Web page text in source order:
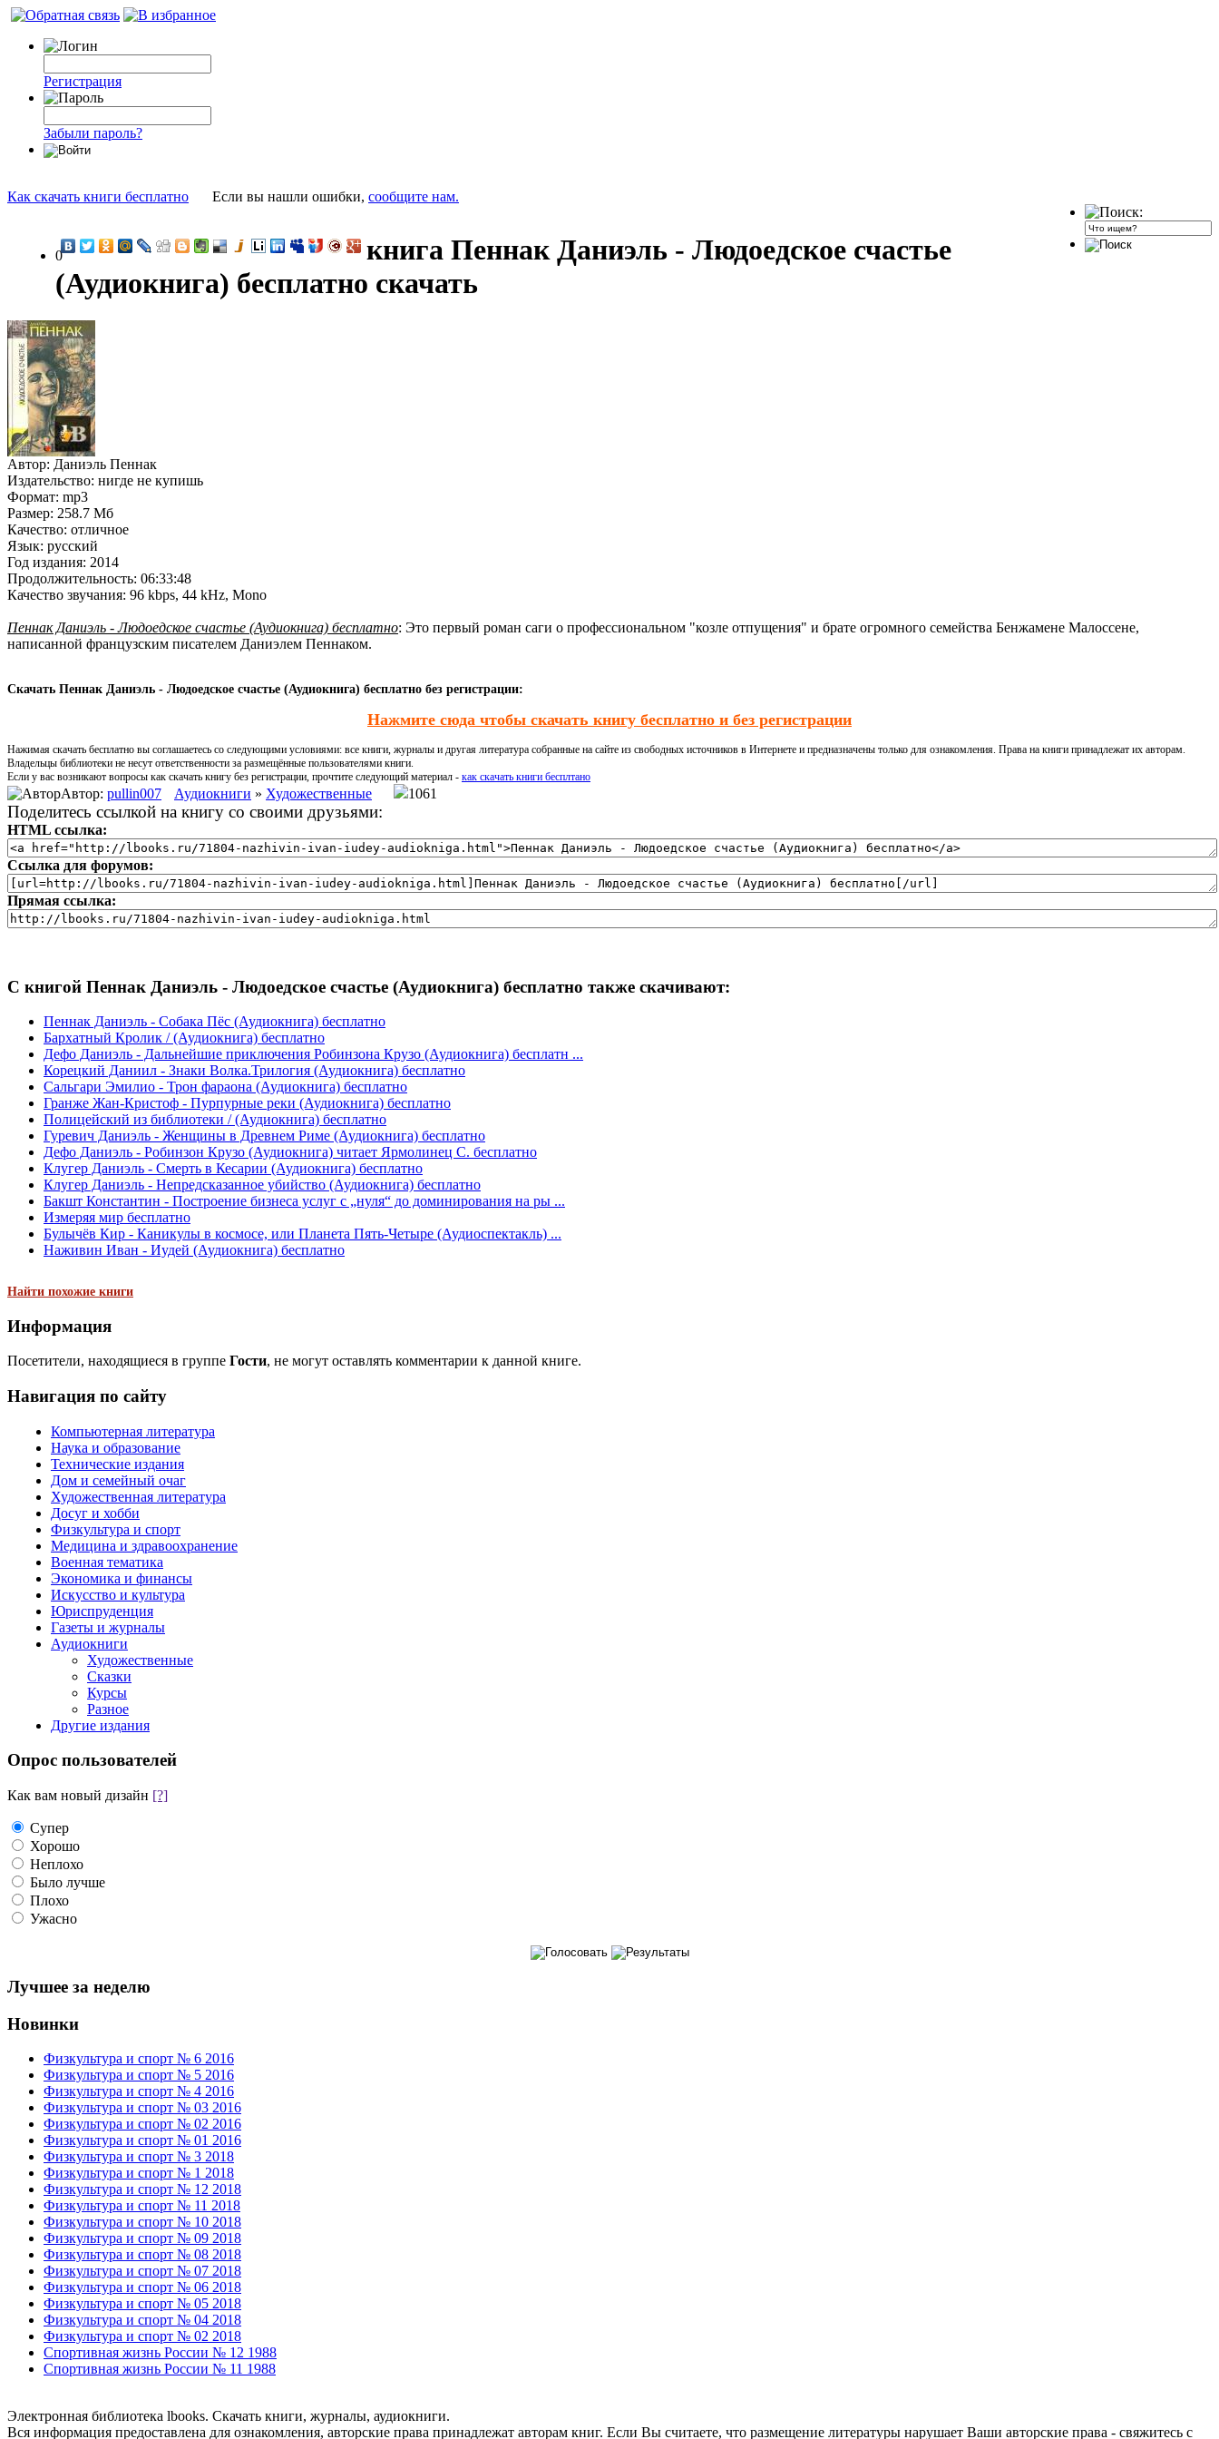
Регистрация
Забыли пароль?
Как скачать книги бесплатно Если вы нашли ошибки, сообщите нам.
0
книга Пеннак Даниэль - Людоедское счастье
(Аудиокнига) бесплатно скачать
Автор: Даниэль Пеннак
Издательство: нигде не купишь
Формат: mp3
Размер: 258.7 Мб
Качество: отличное
Язык: русский
Год издания: 2014
Продолжительность: 06:33:48
Качество звучания: 96 kbps, 44 kHz, Mono
Пеннак Даниэль - Людоедское счастье (Аудиокнига) бесплатно: Это первый роман саги о профессиональном "козле отпущения" и брате огромного семейства Бенжамене Малоссене,
написанной французским писателем Даниэлем Пеннаком.
Скачать Пеннак Даниэль - Людоедское счастье (Аудиокнига) бесплатно без регистрации:
Нажмите сюда чтобы скачать книгу бесплатно и без регистрации
Нажимая скачать бесплатно вы соглашаетесь со следующими условиями: все книги, журналы и другая литература собранные на сайте из свободных источников в Интернете и предназначены только для ознакомления. Права на книги принадлежат их авторам.
Владельцы библиотеки не несут ответственности за размещённые пользователями книги.
Если у вас возникают вопросы как скачать книгу без регистрации, прочтите следующий материал - как скачать книги бесплтано
Автор: pullin007 Аудиокниги » Художественные 1061
Поделитесь ссылкой на книгу со своими друзьями:
HTML ссылка:
Ссылка для форумов:
Прямая ссылка:
С книгой Пеннак Даниэль - Людоедское счастье (Аудиокнига) бесплатно также скачивают:
Пеннак Даниэль - Собака Пёс (Аудиокнига) бесплатно
Бархатный Кролик / (Аудиокнига) бесплатно
Дефо Даниэль - Дальнейшие приключения Робинзона Крузо (Аудиокнига) бесплатн ...
Корецкий Даниил - Знаки Волка.Трилогия (Аудиокнига) бесплатно
Сальгари Эмилио - Трон фараона (Аудиокнига) бесплатно
Гранже Жан-Кристоф - Пурпурные реки (Аудиокнига) бесплатно
Полицейский из библиотеки / (Аудиокнига) бесплатно
Гуревич Даниэль - Женщины в Древнем Риме (Аудиокнига) бесплатно
Дефо Даниэль - Робинзон Крузо (Аудиокнига) читает Ярмолинец С. бесплатно
Клугер Даниэль - Смерть в Кесарии (Аудиокнига) бесплатно
Клугер Даниэль - Непредсказанное убийство (Аудиокнига) бесплатно
Бакшт Константин - Построение бизнеса услуг с „нуля“ до доминирования на ры ...
Измеряя мир бесплатно
Булычёв Кир - Каникулы в космосе, или Планета Пять-Четыре (Аудиоспектакль) ...
Наживин Иван - Иудей (Аудиокнига) бесплатно
Найти похожие книги
Информация
Посетители, находящиеся в группе Гости, не могут оставлять комментарии к данной книге.
Навигация по сайту
Компьютерная литература
Наука и образование
Технические издания
Дом и семейный очаг
Художественная литература
Досуг и хобби
Физкультура и спорт
Медицина и здравоохранение
Военная тематика
Экономика и финансы
Искусство и культура
Юриспруденция
Газеты и журналы
Аудиокниги
Художественные
Сказки
Курсы
Разное
Другие издания
Опрос пользователей
Как вам новый дизайн [?]
Супер
Хорошо
Неплохо
Было лучше
Плохо
Ужасно
Лучшее за неделю
Новинки
Физкультура и спорт № 6 2016
Физкультура и спорт № 5 2016
Физкультура и спорт № 4 2016
Физкультура и спорт № 03 2016
Физкультура и спорт № 02 2016
Физкультура и спорт № 01 2016
Физкультура и спорт № 3 2018
Физкультура и спорт № 1 2018
Физкультура и спорт № 12 2018
Физкультура и спорт № 11 2018
Физкультура и спорт № 10 2018
Физкультура и спорт № 09 2018
Физкультура и спорт № 08 2018
Физкультура и спорт № 07 2018
Физкультура и спорт № 06 2018
Физкультура и спорт № 05 2018
Физкультура и спорт № 04 2018
Физкультура и спорт № 02 2018
Спортивная жизнь России № 12 1988
Спортивная жизнь России № 11 1988
Электронная библиотека lbooks. Скачать книги, журналы, аудиокниги.
Вся информация предоставлена для ознакомления, авторские права принадлежат авторам книг. Если Вы считаете, что размещение литературы нарушает Ваши авторские права - свяжитесь с